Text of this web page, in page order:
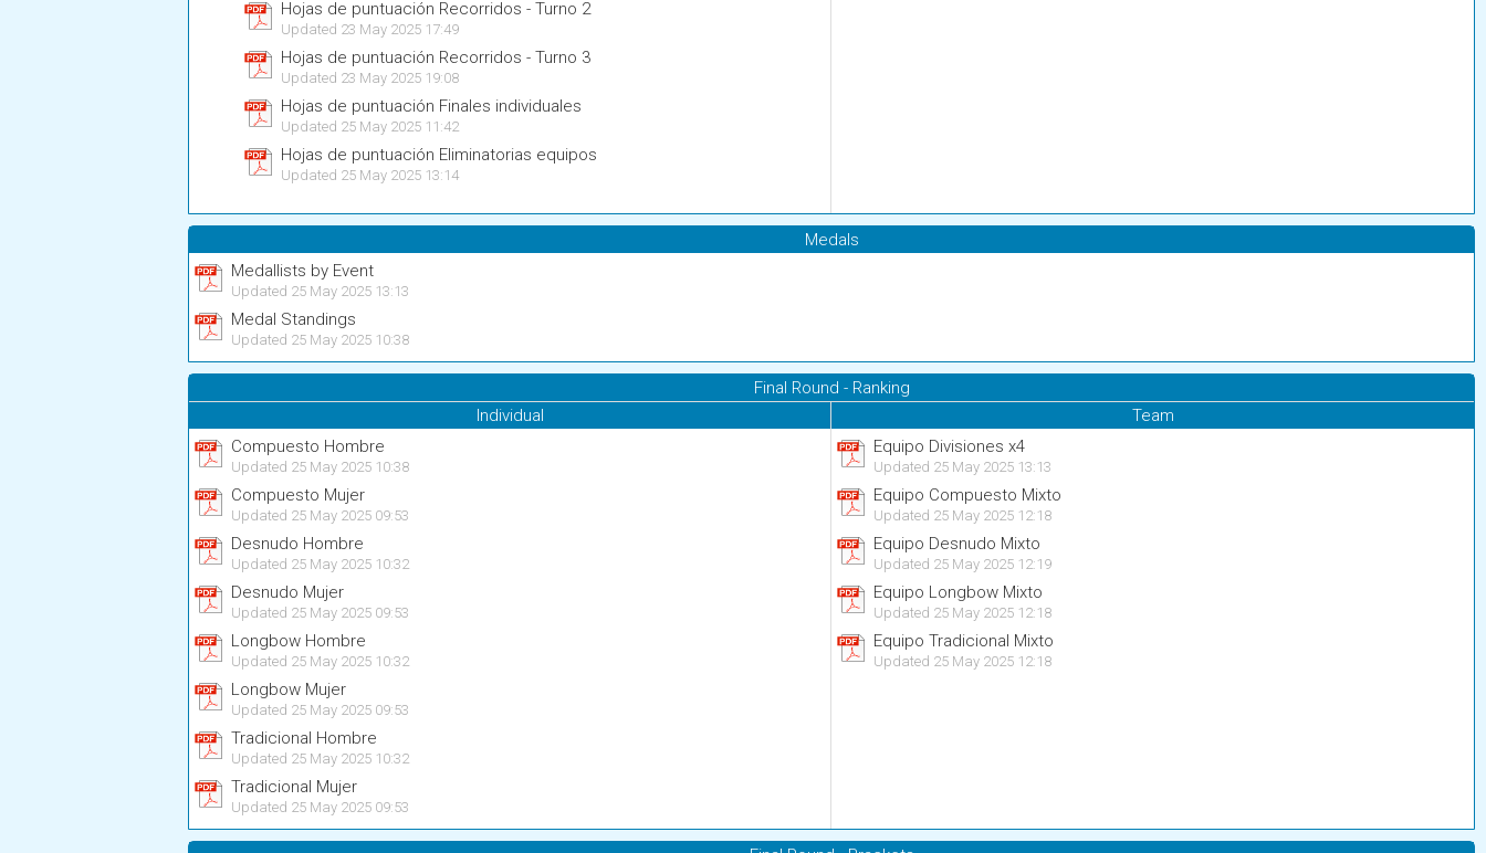
Hojas de puntuación Recorridos - Turno 2
Updated 23 May 2025 17:49
Hojas de puntuación Recorridos - Turno 3
Updated 23 May 2025 19:08
Hojas de puntuación Finales individuales
Updated 25 May 2025 11:42
Hojas de puntuación Eliminatorias equipos
Updated 25 May 2025 13:14
Medals
Medallists by Event
Updated 25 May 2025 13:13
Medal Standings
Updated 25 May 2025 10:38
Final Round - Ranking
Individual
Compuesto Hombre
Updated 25 May 2025 10:38
Compuesto Mujer
Updated 25 May 2025 09:53
Desnudo Hombre
Updated 25 May 2025 10:32
Desnudo Mujer
Updated 25 May 2025 09:53
Longbow Hombre
Updated 25 May 2025 10:32
Longbow Mujer
Updated 25 May 2025 09:53
Tradicional Hombre
Updated 25 May 2025 10:32
Tradicional Mujer
Updated 25 May 2025 09:53
Team
Equipo Divisiones x4
Updated 25 May 2025 13:13
Equipo Compuesto Mixto
Updated 25 May 2025 12:18
Equipo Desnudo Mixto
Updated 25 May 2025 12:19
Equipo Longbow Mixto
Updated 25 May 2025 12:18
Equipo Tradicional Mixto
Updated 25 May 2025 12:18